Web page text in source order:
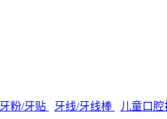
牙粉/牙贴 牙线/牙线棒 儿童口腔